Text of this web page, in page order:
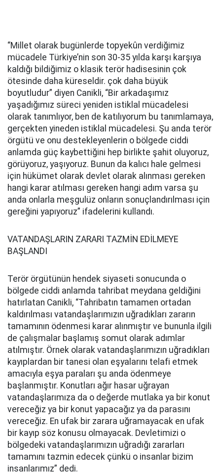
“Millet olarak bugünlerde topyekûn verdiğimiz
mücadele Türkiye’nin son 30-35 yılda karşı karşıya
kaldığı bildiğimiz o klasik terör hadisesinin çok
ötesinde daha küreseldir. çok daha büyük
boyutludur” diyen Canikli, “Bir arkadaşımız
yaşadığımız süreci yeniden istiklal mücadelesi
olarak tanımlıyor, ben de katılıyorum bu tanımlamaya,
gerçekten yineden istiklal mücadelesi. Şu anda terör
örgütü ve onu destekleyenlerin o bölgede ciddi
anlamda güç kaybettiğini hep birlikte şahit oluyoruz,
görüyoruz, yaşıyoruz. Bunun da kalıcı hale gelmesi
için hükümet olarak devlet olarak alınması gereken
hangi karar atılması gereken hangi adım varsa şu
anda onlarla meşgulüz onların sonuçlandırılması için
gereğini yapıyoruz” ifadelerini kullandı.
VATANDAŞLARIN ZARARI TAZMİN EDİLMEYE
BAŞLANDI
Terör örgütünün hendek siyaseti sonucunda o
bölgede ciddi anlamda tahribat meydana geldiğini
hatırlatan Canikli, “Tahribatın tamamen ortadan
kaldırılması vatandaşlarımızın uğradıkları zararın
tamamının ödenmesi karar alınmıştır ve bununla ilgili
de çalışmalar başlamış somut olarak adımlar
atılmıştır. Örnek olarak vatandaşlarımızın uğradıkları
kayıplardan bir tanesi olan eşyalarını telafi etmek
amacıyla eşya paraları şu anda ödenmeye
başlanmıştır. Konutları ağır hasar uğrayan
vatandaşlarımıza da o değerde mutlaka ya bir konut
vereceğiz ya bir konut yapacağız ya da parasını
vereceğiz. En ufak bir zarara uğramayacak en ufak
bir kayıp söz konusu olmayacak. Devletimizi o
bölgedeki vatandaşlarımızın uğradığı zararları
tamamını tazmin edecek çünkü o insanlar bizim
insanlarımız” dedi.